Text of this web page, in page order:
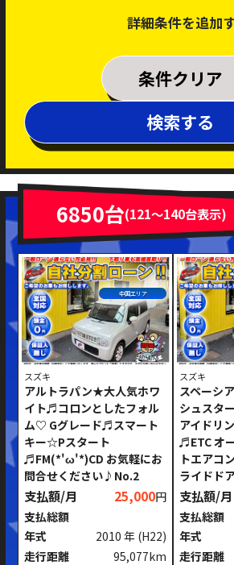
詳細条件を追加
排気量
年式 ～
新着車両
修復歴あり
ミッション
AT
MT
ハンドル
右ハンドル
閉じる
条件クリア
検索する
6850台(121～140台表示)
中国エリア
スズキ
アルトラパン★大人気ホワ
イト♬コロンとしたフォル
ム♡ Gグレード♬スマート
キー☆Pスタート
♬FM(*'ω'*)CD お気軽にお
問合せください♪No.2
支払額/月 25,000円
支払総額
年式
2010 年 (H22)
走行距離
95,077km
スズキ
スペーシ
シュスタ
アイドリ
♬ETC オ
トエアコ
ライドド
支払額/月
支払総額
年式
走行距離